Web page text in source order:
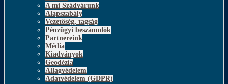
A mi Szádvárunk
Alapszabály
Vezetőség, tagság
Pénzügyi beszámolók
Partnereink
Média
Kiadványok
Geodézia
Állagvédelem
Adatvédelem (GDPR)